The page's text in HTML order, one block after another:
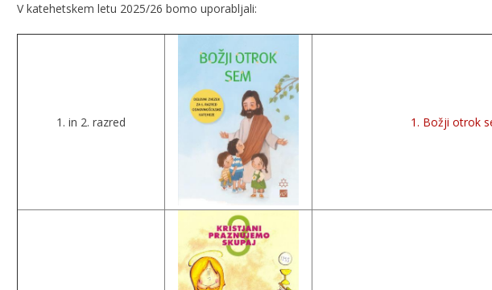
V katehetskem letu 2025/26 bomo uporabljali:
1. in 2. razred 1. Božji otrok